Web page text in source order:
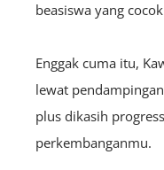
beasiswa yang
Enggak cuma itu,
lewat
plus dikasih progress
perkembanganmu.